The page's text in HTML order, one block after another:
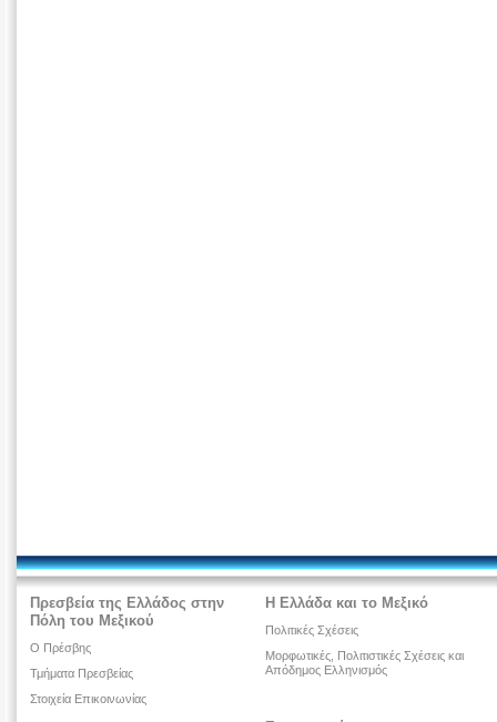
Πρεσβεία της Ελλάδος στην
Πόλη του Μεξικού
O Πρέσβης
Τμήματα Πρεσβείας
Στοιχεία Επικοινωνίας
Η Ελλάδα και το Μεξικό
Πολιτικές Σχέσεις
Μορφωτικές, Πολιτιστικές Σχέσεις και
Απόδημος Ελληνισμός